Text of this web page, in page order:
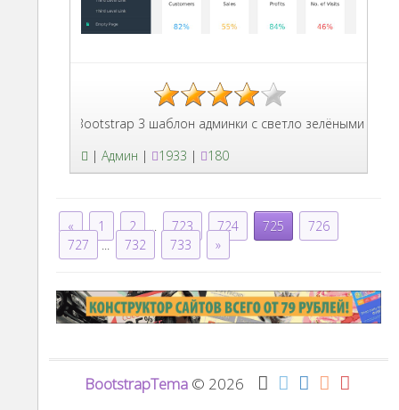
Bootstrap 3 шаблон админки с светло зелёными
| Админ | 1933 | 180
« 1 2 ... 723 724 725
726
727
... 732 733 »
BootstrapTema© 2026